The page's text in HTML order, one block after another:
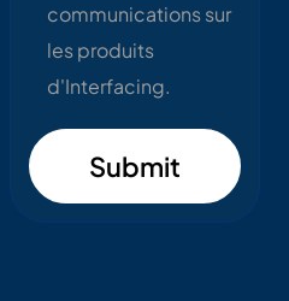
communications sur
les produits
d'Interfacing.
Submit